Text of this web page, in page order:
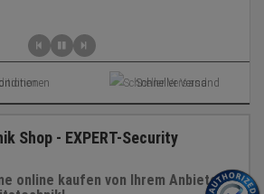
Schneller Versand
Shop - EXPERT-Security
online kaufen von Ihrem Anbieter